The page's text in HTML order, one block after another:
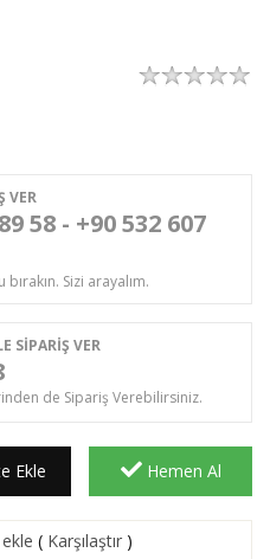
VER
58 - +90 532 607
Sizi arayalım.
SİPARİŞ VER
de Sipariş Verebilirsiniz.
Ekle Hemen Al
( Karşılaştır )